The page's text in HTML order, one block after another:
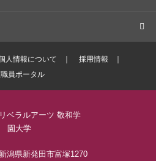
け）
人情報について
採用情報
員ポータル
潟県新発田市富塚1270